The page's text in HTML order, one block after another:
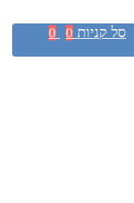
סל קניות 0
0